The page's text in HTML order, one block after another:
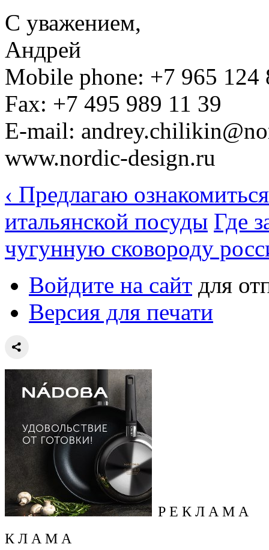
С уважением,
Андрей
Mobile phone: +7 965 124
Fax: +7 495 989 11 39
E-mail:
www.nordic-design.ru
‹ Предлагаю
итальянской посуды Где
чугунную сковороду
Войдите на сайт для
Версия для печати
Р Е К Л А М А
К Л А М А